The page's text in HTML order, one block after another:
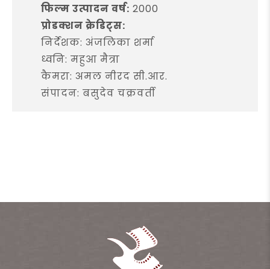
फिल्म उत्पादन वर्ष: 2000
प्रोडक्शन क्रेडिट्स:
निर्देशक: अंजलिका शर्मा
ध्वनि: महुआ मैत्रा
कैमरा: अमल नीरद सी.आर.
संपादन: बसुदेव चक्रवर्ती